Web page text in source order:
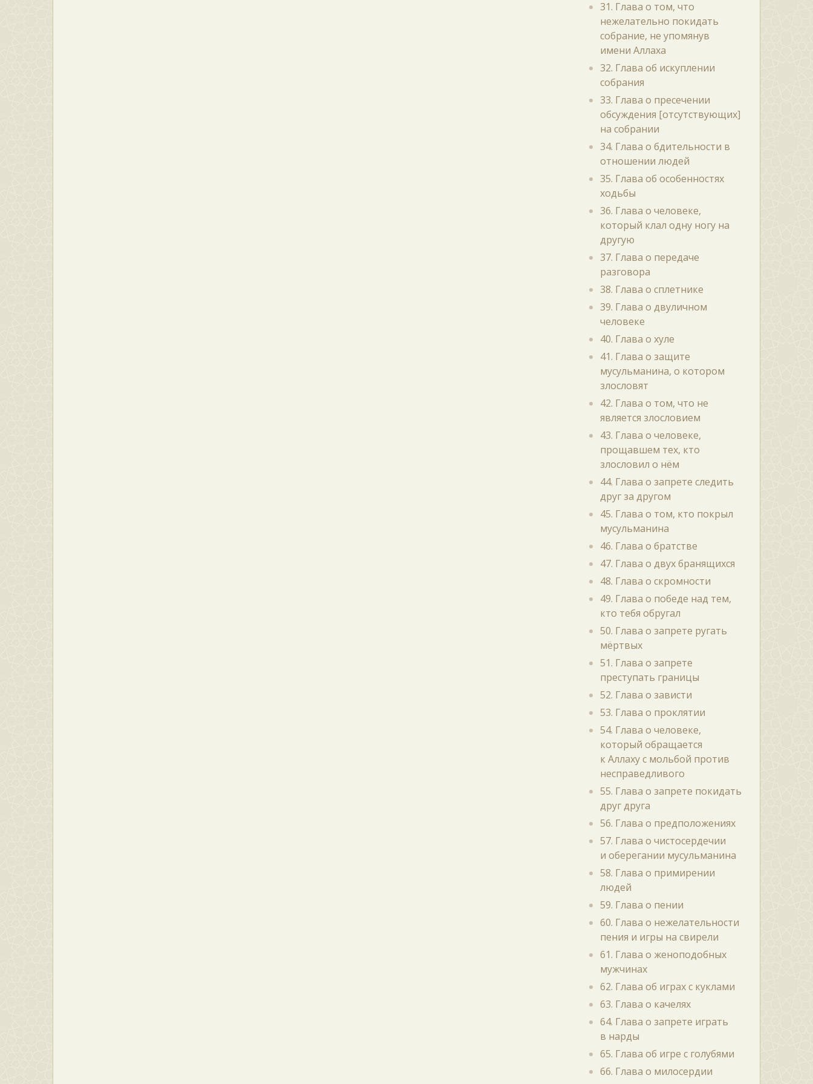
31. Глава о том, что
нежелательно покидать
собрание, не упомянув
имени Аллаха
32. Глава об искуплении
собрания
33. Глава о пресечении
обсуждения [отсутствующих]
на собрании
34. Глава о бдительности в
отношении людей
35. Глава об особенностях
ходьбы
36. Глава о человеке,
который клал одну ногу на
другую
37. Глава о передаче
разговора
38. Глава о сплетнике
39. Глава о двуличном
человеке
40. Глава о хуле
41. Глава о защите
мусульманина, о котором
злословят
42. Глава о том, что не
является злословием
43. Глава о человеке,
прощавшем тех, кто
злословил о нём
44. Глава о запрете следить
друг за другом
45. Глава о том, кто покрыл
мусульманина
46. Глава о братстве
47. Глава о двух бранящихся
48. Глава о скромности
49. Глава о победе над тем,
кто тебя обругал
50. Глава о запрете ругать
мёртвых
51. Глава о запрете
преступать границы
52. Глава о зависти
53. Глава о проклятии
54. Глава о человеке,
который обращается
к Аллаху с мольбой против
несправедливого
55. Глава о запрете покидать
друг друга
56. Глава о предположениях
57. Глава о чистосердечии
и оберегании мусульманина
58. Глава о примирении
людей
59. Глава о пении
60. Глава о нежелательности
пения и игры на свирели
61. Глава о женоподобных
мужчинах
62. Глава об играх с куклами
63. Глава о качелях
64. Глава о запрете играть
в нарды
65. Глава об игре с голубями
66. Глава о милосердии